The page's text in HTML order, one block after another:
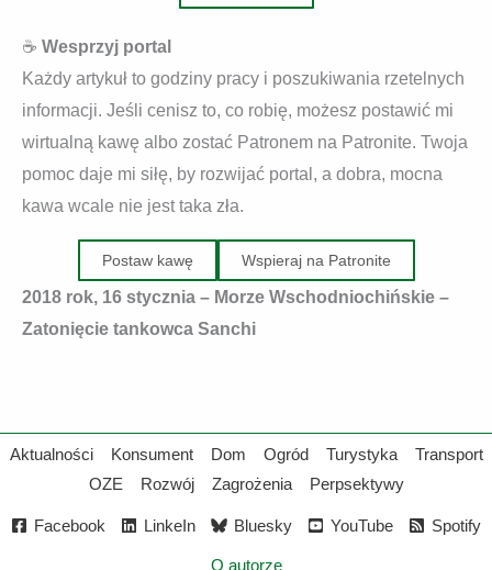
☕ Wesprzyj portal
Każdy artykuł to godziny pracy i poszukiwania rzetelnych
informacji. Jeśli cenisz to, co robię, możesz postawić mi
wirtualną kawę albo zostać Patronem na Patronite. Twoja
pomoc daje mi siłę, by rozwijać portal, a dobra, mocna
kawa wcale nie jest taka zła.
Postaw kawę Wspieraj na Patronite
2018 rok, 16 stycznia – Morze Wschodniochińskie –
Zatonięcie tankowca Sanchi
Aktualności Konsument Dom Ogród Turystyka
Transport
OZE
Rozwój Zagrożenia Perpsektywy
Facebook LinkeIn Bluesky YouTube Spotify
O autorze